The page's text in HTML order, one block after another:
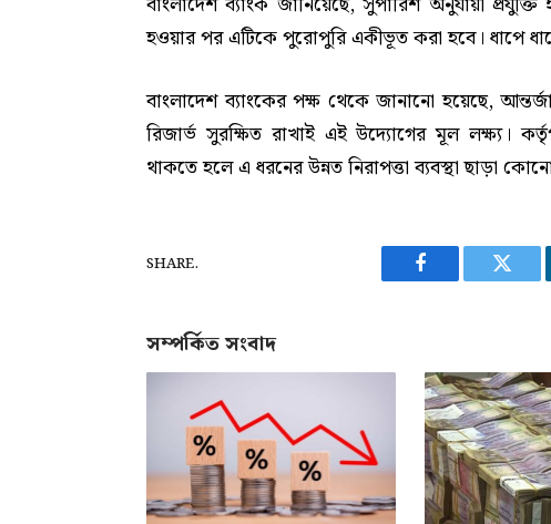
হওয়ার পর এটিকে পুরোপুরি একীভূত করা হবে। ধাপে
বাংলাদেশ ব্যাংকের পক্ষ থেকে জানানো হয়েছে,
রিজার্ভ সুরক্ষিত রাখাই এই উদ্যোগের মূল লক্ষ্য।
থাকতে হলে এ ধরনের উন্নত নিরাপত্তা ব্যবস্থা ছাড়া
SHARE.
Facebook
সম্পর্কিত সংবাদ